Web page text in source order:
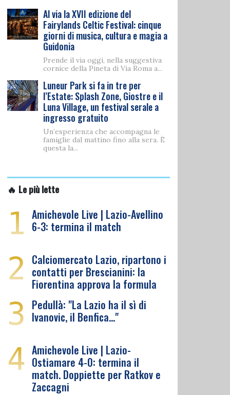
Al via la XVII edizione del
Fairylands Celtic Festival: cinque
giorni di musica, cultura e magia a
Guidonia
Prende il via oggi, nella suggestiva
cornice della Pineta di Via Roma a...
Luneur Park si fa in tre per
l’Estate: Splash Zone, Giostre e il
Luna Village, un festival serale a
ingresso gratuito
Un’esperienza che accompagna le
famiglie dal mattino fino alla sera. È
questa la...
🔥 Le più lette
1 Amichevole Live | Lazio-Avellino
6-3: termina il match
2 Calciomercato Lazio, ripartono i
contatti per Brescianini: la
Fiorentina approva la formula
3 Pedullà: "La Lazio ha il sì di
Ivanovic, il Benfica…"
4 Amichevole Live | Lazio-
Ostiamare 4-0: termina il
match. Doppiette per Ratkov e
Zaccagni